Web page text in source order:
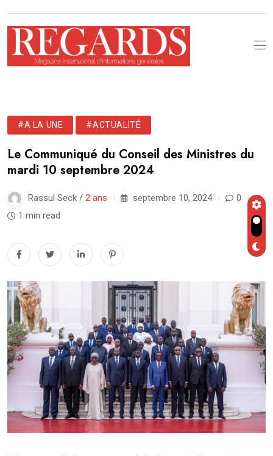
#A LA UNE #ACTUALITÉ
Le Communiqué du Conseil des Ministres du
mardi 10 septembre 2024
Rassul Seck / 2 ans septembre 10, 2024
0
1 min read